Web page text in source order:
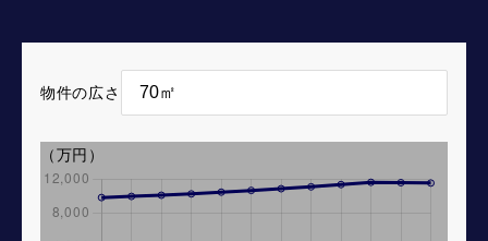
物件の広さ
（万円）